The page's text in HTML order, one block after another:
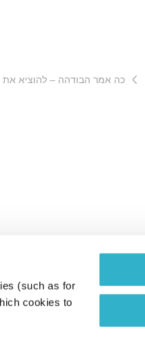
(such as for
cookies to
כה אמר הבודהה – להוציא